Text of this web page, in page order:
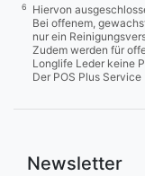
6
Hiervon
Bei offenem,
nur ein
Zudem werden für
Longlife Leder keine
Der POS Plus
Newsletter